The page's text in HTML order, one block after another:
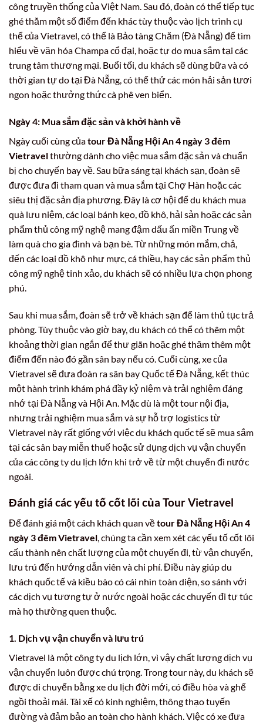
công truyền thống của Việt Nam. Sau đó, đoàn có thể tiếp tục
ghé thăm một số điểm đến khác tùy thuộc vào lịch trình cụ
thể của Vietravel, có thể là Bảo tàng Chăm (Đà Nẵng) để tìm
hiểu về văn hóa Champa cổ đại, hoặc tự do mua sắm tại các
trung tâm thương mại. Buổi tối, du khách sẽ dùng bữa và có
thời gian tự do tại Đà Nẵng, có thể thử các món hải sản tươi
ngon hoặc thưởng thức cà phê ven biển.
Ngày 4: Mua sắm đặc sản và khởi hành về
Ngày cuối cùng củatour Đà Nẵng Hội An 4 ngày 3 đêm
Vietravelthường dành cho việc mua sắm đặc sản và chuẩn
bị cho chuyến bay về. Sau bữa sáng tại khách sạn, đoàn sẽ
được đưa đi tham quan và mua sắm tại Chợ Hàn hoặc các
siêu thị đặc sản địa phương. Đây là cơ hội để du khách mua
quà lưu niệm, các loại bánh kẹo, đồ khô, hải sản hoặc các sản
phẩm thủ công mỹ nghệ mang đậm dấu ấn miền Trung về
làm quà cho gia đình và bạn bè. Từ những món mắm, chả,
đến các loại đồ khô như mực, cá thiều, hay các sản phẩm thủ
công mỹ nghệ tinh xảo, du khách sẽ có nhiều lựa chọn phong
phú.
Sau khi mua sắm, đoàn sẽ trở về khách sạn để làm thủ tục trả
phòng. Tùy thuộc vào giờ bay, du khách có thể có thêm một
khoảng thời gian ngắn để thư giãn hoặc ghé thăm thêm một
điểm đến nào đó gần sân bay nếu có. Cuối cùng, xe của
Vietravel sẽ đưa đoàn ra sân bay Quốc tế Đà Nẵng, kết thúc
một hành trình khám phá đầy kỷ niệm và trải nghiệm đáng
nhớ tại Đà Nẵng và Hội An. Mặc dù là một tour nội địa,
nhưng trải nghiệm mua sắm và sự hỗ trợ logistics từ
Vietravel này rất giống với việc du khách quốc tế sẽ mua sắm
tại các sân bay miễn thuế hoặc sử dụng dịch vụ vận chuyển
của các công ty du lịch lớn khi trở về từ một chuyến đi nước
ngoài.
Đánh giá các yếu tố cốt lõi của Tour Vietravel
Để đánh giá một cách khách quan vềtour Đà Nẵng Hội An 4
ngày 3 đêm Vietravel, chúng ta cần xem xét các yếu tố cốt lõi
cấu thành nên chất lượng của một chuyến đi, từ vận chuyển,
lưu trú đến hướng dẫn viên và chi phí. Điều này giúp du
khách quốc tế và kiều bào có cái nhìn toàn diện, so sánh với
các dịch vụ tương tự ở nước ngoài hoặc các chuyến đi tự túc
mà họ thường quen thuộc.
1. Dịch vụ vận chuyển và lưu trú
Vietravel là một công ty du lịch lớn, vì vậy chất lượng dịch vụ
vận chuyển luôn được chú trọng. Trong tour này, du khách sẽ
được di chuyển bằng xe du lịch đời mới, có điều hòa và ghế
ngồi thoải mái. Tài xế có kinh nghiệm, thông thạo tuyến
đường và đảm bảo an toàn cho hành khách. Việc có xe đưa